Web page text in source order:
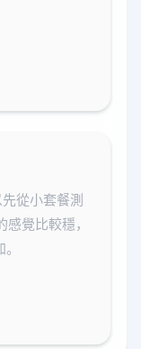
從小套餐測
覺比較穩，